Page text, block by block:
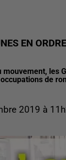
EN
mouvement, les
de
2019 à